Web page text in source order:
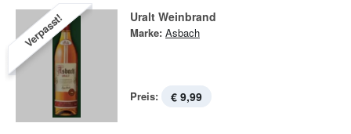
Verpasst! Uralt Weinbrand
Marke: Asbach
Preis: € 9,99